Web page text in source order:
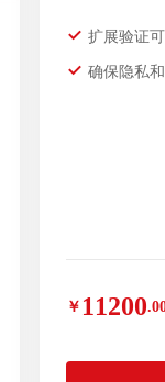
扩展验证
确保隐私
￥ 11200